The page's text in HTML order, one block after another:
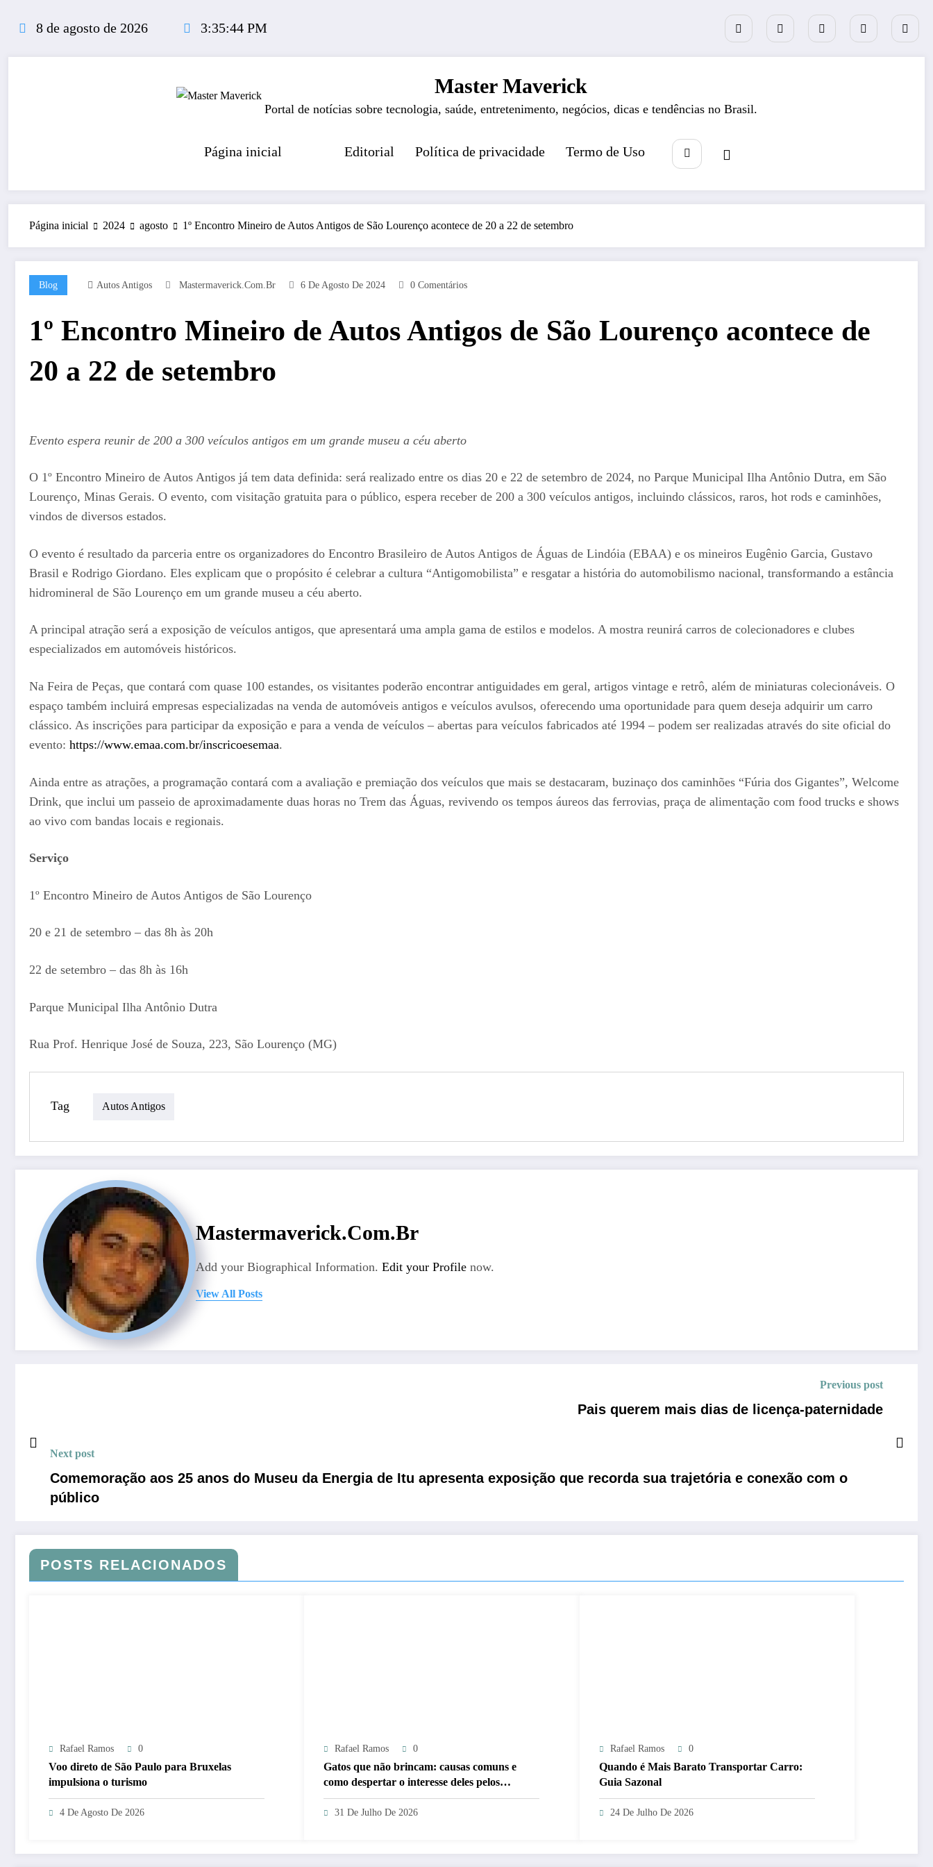
conteúdo
8 de agosto de 2026 3:35:45 PM
Master Maverick
Portal de notícias sobre tecnologia, saúde, entretenimento, negócios, dicas e tendências no Brasil.
Página inicial Editorial Política de privacidade Termo de Uso
Página inicial 2024 agosto 1º Encontro Mineiro de Autos Antigos de São Lourenço acontece de 20 a 22 de setembro
Blog Autos Antigos Mastermaverick.com.br 6 De Agosto De 2024 0 Comentários
1º Encontro Mineiro de Autos Antigos de São Lourenço acontece de
20 a 22 de setembro
Evento espera reunir de 200 a 300 veículos antigos em um grande museu a céu aberto
O 1º Encontro Mineiro de Autos Antigos já tem data definida: será realizado entre os dias 20 e 22 de setembro de 2024, no Parque Municipal Ilha Antônio Dutra, em São
Lourenço, Minas Gerais. O evento, com visitação gratuita para o público, espera receber de 200 a 300 veículos antigos, incluindo clássicos, raros, hot rods e caminhões,
vindos de diversos estados.
O evento é resultado da parceria entre os organizadores do Encontro Brasileiro de Autos Antigos de Águas de Lindóia (EBAA) e os mineiros Eugênio Garcia, Gustavo
Brasil e Rodrigo Giordano. Eles explicam que o propósito é celebrar a cultura “Antigomobilista” e resgatar a história do automobilismo nacional, transformando a estância
hidromineral de São Lourenço em um grande museu a céu aberto.
A principal atração será a exposição de veículos antigos, que apresentará uma ampla gama de estilos e modelos. A mostra reunirá carros de colecionadores e clubes
especializados em automóveis históricos.
Na Feira de Peças, que contará com quase 100 estandes, os visitantes poderão encontrar antiguidades em geral, artigos vintage e retrô, além de miniaturas colecionáveis. O
espaço também incluirá empresas especializadas na venda de automóveis antigos e veículos avulsos, oferecendo uma oportunidade para quem deseja adquirir um carro
clássico. As inscrições para participar da exposição e para a venda de veículos – abertas para veículos fabricados até 1994 – podem ser realizadas através do site oficial do
evento: https://www.emaa.com.br/inscricoesemaa.
Ainda entre as atrações, a programação contará com a avaliação e premiação dos veículos que mais se destacaram, buzinaço dos caminhões “Fúria dos Gigantes”, Welcome
Drink, que inclui um passeio de aproximadamente duas horas no Trem das Águas, revivendo os tempos áureos das ferrovias, praça de alimentação com food trucks e shows
ao vivo com bandas locais e regionais.
Serviço
1º Encontro Mineiro de Autos Antigos de São Lourenço
20 e 21 de setembro – das 8h às 20h
22 de setembro – das 8h às 16h
Parque Municipal Ilha Antônio Dutra
Rua Prof. Henrique José de Souza, 223, São Lourenço (MG)
Tag Autos Antigos
Mastermaverick.com.br
Add your Biographical Information. Edit your Profile now.
View All Posts
Previous post
Pais querem mais dias de licença-paternidade
Next post
Comemoração aos 25 anos do Museu da Energia de Itu apresenta exposição que recorda sua trajetória e conexão com o
público
POSTS RELACIONADOS
Rafael Ramos 0
Voo direto de São Paulo para Bruxelas
impulsiona o turismo
4 De Agosto De 2026
Rafael Ramos 0
Gatos que não brincam: causas comuns e
como despertar o interesse deles pelos
brinquedos
31 De Julho De 2026
Rafael Ramos 0
Quando é Mais Barato Transportar Carro:
Guia Sazonal
24 De Julho De 2026